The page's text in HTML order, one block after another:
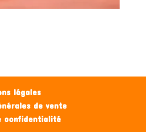
légales
de vente
confidentialité